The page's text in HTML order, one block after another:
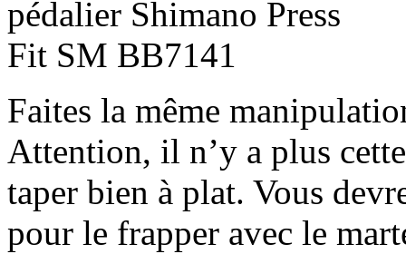
Faites la même
Attention, il n’y a plus
taper bien à plat. Vous
pour le frapper avec le